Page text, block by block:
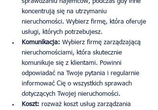
koncentrują się na utrzymaniu
nieruchomości. Wybierz firmę, która oferuje
usługi, których potrzebujesz.
Komunikacja: Wybierz firmę zarządzającą
nieruchomościami, która skutecznie
komunikuje się z klientami. Powinni
odpowiadać na Twoje pytania i regularnie
informować Cię o wszystkich sprawach
dotyczących Twojej nieruchomości.
Koszt: rozważ koszt usług zarządzania